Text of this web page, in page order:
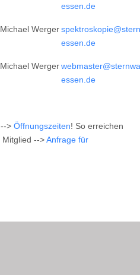
essen.de
Werger
essen.de
Werger
essen.de
> Öffnungszeiten! So erreichen
Mitglied -->Anfrage für